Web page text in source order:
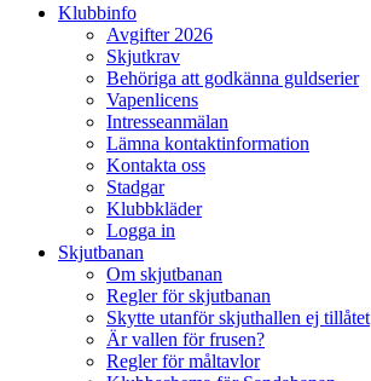
Klubbinfo
Avgifter 2026
Skjutkrav
Behöriga att godkänna guldserier
Vapenlicens
Intresseanmälan
Lämna kontaktinformation
Kontakta oss
Stadgar
Klubbkläder
Logga in
Skjutbanan
Om skjutbanan
Regler för skjutbanan
Skytte utanför skjuthallen ej tillåtet
Är vallen för frusen?
Regler för måltavlor